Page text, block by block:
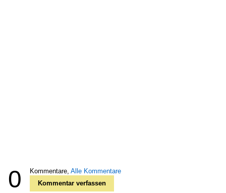
0 Kommentare, Alle Kommentare
Kommentar verfassen